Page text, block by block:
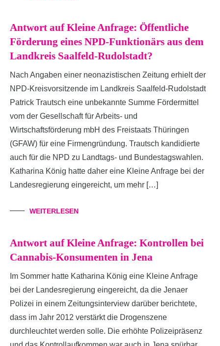
Antwort auf Kleine Anfrage: Öffentliche
Förderung eines NPD-Funktionärs aus dem
Landkreis Saalfeld-Rudolstadt?
Nach Angaben einer neonazistischen Zeitung erhielt der
NPD-Kreisvorsitzende im Landkreis Saalfeld-Rudolstadt
Patrick Trautsch eine unbekannte Summe Fördermittel
vom der Gesellschaft für Arbeits- und
Wirtschaftsförderung mbH des Freistaats Thüringen
(GFAW) für eine Firmengründung. Trautsch kandidierte
auch für die NPD zu Landtags- und Bundestagswahlen.
Katharina König hatte daher eine Kleine Anfrage bei der
Landesregierung eingereicht, um mehr […]
WEITERLESEN
Antwort auf Kleine Anfrage: Kontrollen bei
Cannabis-Konsumenten in Jena
Im Sommer hatte Katharina König eine Kleine Anfrage
bei der Landesregierung eingereicht, da die Jenaer
Polizei in einem Zeitungsinterview darüber berichtete,
dass im Jahr 2012 verstärkt die Drogenszene
durchleuchtet werden solle. Die erhöhte Polizeipräsenz